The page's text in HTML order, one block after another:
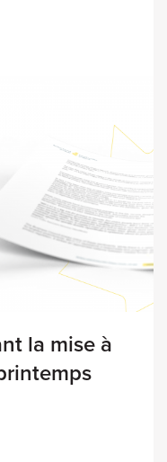
la mise à